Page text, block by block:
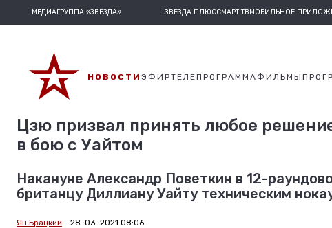
МЕДИАГРУППА «ЗВЕЗДА» ЗВЕЗДА ПЛЮССМАРТ ТВМОБИЛЬНОЕ
НОВОСТИ ЭФИРТЕЛЕПРОГРАММАФИЛЬМЫ
Цзю призвал принять любое
в бою с Уайтом
Накануне Александр Поветкин в 12-
британцу Диллиану Уайту техническим
Ян Брацкий 28-03-2021 08:06